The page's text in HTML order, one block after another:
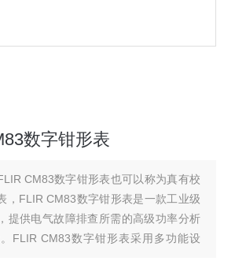
数字钳形表
CM83数字钳形表也可以称为真有校
，FLIR CM83数字钳形表是一款工业级
，提供电气故障排查所需的高级功率分析
。FLIR CM83数字钳形表采用多功能设